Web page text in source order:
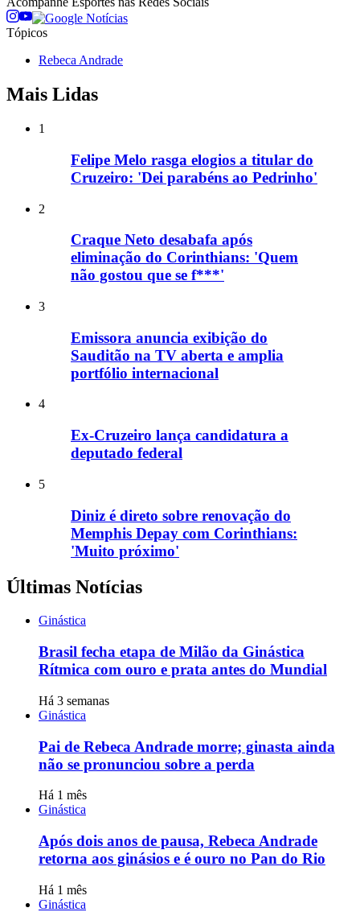
Tópicos
Rebeca Andrade
Mais Lidas
1
Felipe Melo rasga elogios a titular do
Cruzeiro: 'Dei parabéns ao Pedrinho'
2
Craque Neto desabafa após
eliminação do Corinthians: 'Quem
não gostou que se f***'
3
Emissora anuncia exibição do
Sauditão na TV aberta e amplia
portfólio internacional
4
Ex-Cruzeiro lança candidatura a
deputado federal
5
Diniz é direto sobre renovação do
Memphis Depay com Corinthians:
'Muito próximo'
Últimas Notícias
Ginástica
Brasil fecha etapa de Milão da Ginástica
Rítmica com ouro e prata antes do Mundial
Há 3 semanas
Ginástica
Pai de Rebeca Andrade morre; ginasta ainda
não se pronunciou sobre a perda
Há 1 mês
Ginástica
Após dois anos de pausa, Rebeca Andrade
retorna aos ginásios e é ouro no Pan do Rio
Há 1 mês
Ginástica